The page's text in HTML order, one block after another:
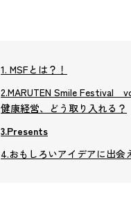
1. MSFとは？！
2.MARUTEN Smile Festival
健康経営、どう取り入れる？
3.Presents
4.おもしろいアイデアに出会